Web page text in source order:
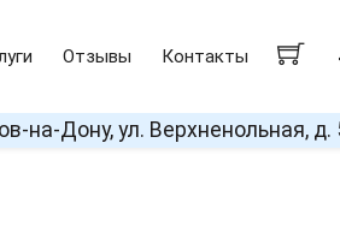
Отзывы Контакты
на-Дону, ул. Верхненольная, д.